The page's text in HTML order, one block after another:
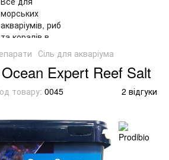
Сіль для акваріума
Expert Reef Salt
товару: 0045 2 відгуки